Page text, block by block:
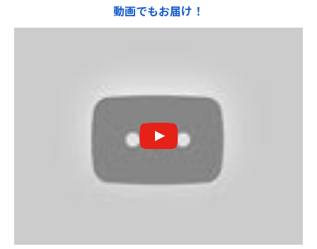
動画でもお届け！